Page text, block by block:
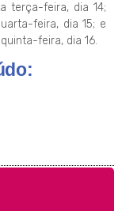
terça-feira, dia 14;
feira, dia 15; e
feira, dia 16.